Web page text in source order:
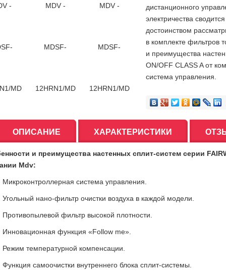
дистанционного
электричества
достоинством
в комплекте фильтров
и преимущества
ON/OFF CLASS A от
система управления.
ОПИСАНИЕ ХАРАКТЕРИСТИКИ
и преимущества настенных сплит-систем серии
Mdv:
Микроконтроллерная система управления.
Угольный нано-фильтр очистки воздуха в каждой модели.
Противопылевой фильтр высокой плотности.
Инновационная функция «Follow me».
Режим температурной компенсации.
Функция самоочистки внутреннего блока сплит-системы.